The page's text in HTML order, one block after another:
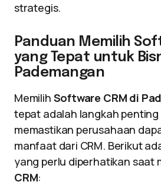
strategis.
Panduan Memilih
yang Tepat untuk
Pademangan
Memilih Software CRM di
tepat adalah langkah
memastikan perusahaan
manfaat dari CRM. Berikut
yang perlu diperhatikan saat
CRM: